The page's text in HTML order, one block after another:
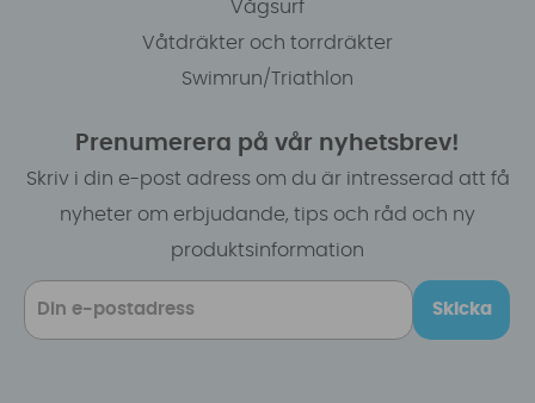
Vågsurf
Våtdräkter och torrdräkter
Swimrun/Triathlon
Prenumerera på vår nyhetsbrev!
Skriv i din e-post adress om du är intresserad att få
nyheter om erbjudande, tips och råd och ny
produktsinformation
Skicka